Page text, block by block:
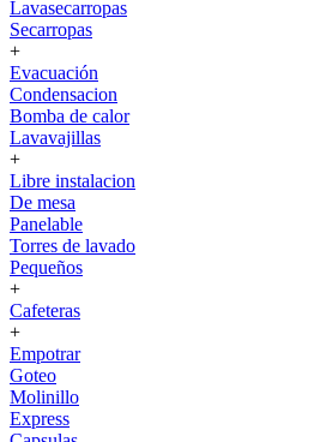
Lavasecarropas
Secarropas
+
Evacuación
Condensacion
Bomba de calor
Lavavajillas
+
Libre instalacion
De mesa
Panelable
Torres de lavado
Pequeños
+
Cafeteras
+
Empotrar
Goteo
Molinillo
Express